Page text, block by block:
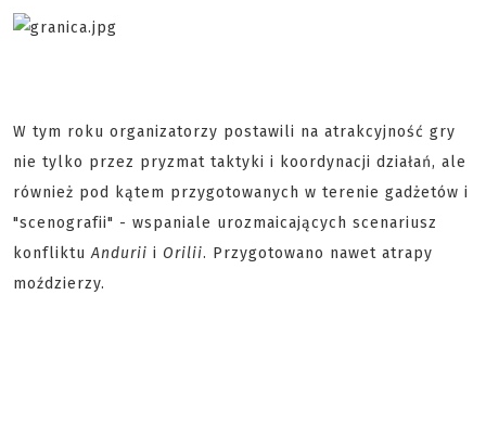
W tym roku organizatorzy postawili na atrakcyjność gry
nie tylko przez pryzmat taktyki i koordynacji działań, ale
również pod kątem przygotowanych w terenie gadżetów i
"scenografii" - wspaniale urozmaicających scenariusz
konfliktuAndurii i Orilii. Przygotowano nawet atrapy
moździerzy.